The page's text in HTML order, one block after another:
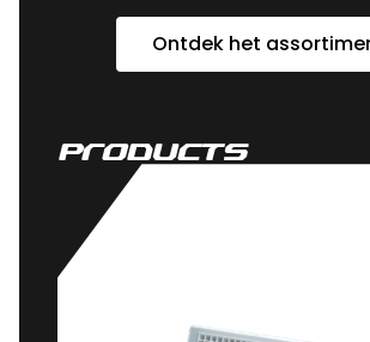
Ontdek het
Products